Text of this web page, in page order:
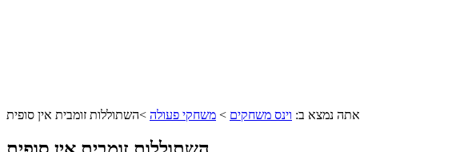
אתה נמצא ב: וינס משחקים > משחקי פעולה >השתוללות זומבית אין סופית